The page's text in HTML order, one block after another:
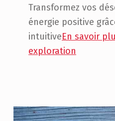
Transformez vos
énergie positive
intuitiveEn savoir
exploration